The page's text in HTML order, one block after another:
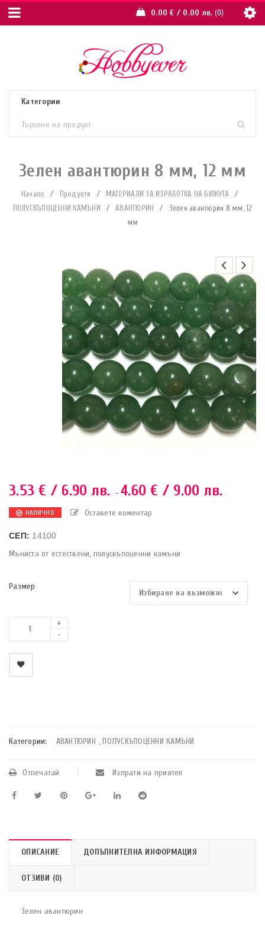
0.00€ / 0.00 лв. 0
Зелен авантюрин 8 мм, 12 мм
Начало / Продукти / МАТЕРИАЛИ ЗА ИЗРАБОТКА НА БИЖУТА
/
ПОЛУСКЪПОЦЕННИ КАМЪНИ
/ АВАНТЮРИН /
Зелен авантюрин 8 мм, 12
мм
3.53€ / 6.90 лв. – 4.60€ / 9.00 лв.
НАЛИЧНО Оставете коментар
СЕП: 14100
Мъниста от естествени, полускъпоценни камъни
Размер
Категории: АВАНТЮРИН ,ПОЛУСКЪПОЦЕННИ КАМЪНИ
Отпечатай Изпрати на приятел
ОПИСАНИЕ ДОПЪЛНИТЕЛНА ИНФОРМАЦИЯ
ОТЗИВИ (0)
Зелен авантюрин